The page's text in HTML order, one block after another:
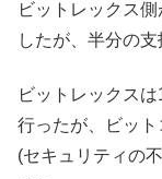
ビットレックス
したが、半分の
ビットレックス
行ったが、ビッ
(セキュリティの